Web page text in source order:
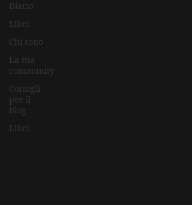
Diario
Libri
Chi sono
La tua
community
Consigli
per il
blog
Libri